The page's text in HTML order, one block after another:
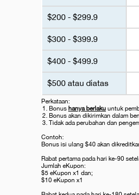
$200 - $299.9
$300 - $399.9
$400 - $499.9
$500 atau diatas
Perkataan:
Bonus hanya berlaku untuk
Bonus akan dikirimkan dalam
Tidak ada perubahan dan
Contoh:
Bonus isi ulang $40 akan
Rabat pertama pada hari ke-90
Jumlah eKupon:
$5 eKupon x1 dan;
$10 eKupon x1